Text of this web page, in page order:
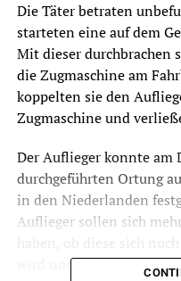
Die Täter betraten
starteten eine auf dem
Mit dieser durchbrachen
die Zugmaschine am
koppelten sie den
Zugmaschine und
Der Auflieger konnte am
durchgeführten Ortung
in den Niederlanden
Auflieger sollen sich
wird noch abgeklärt.